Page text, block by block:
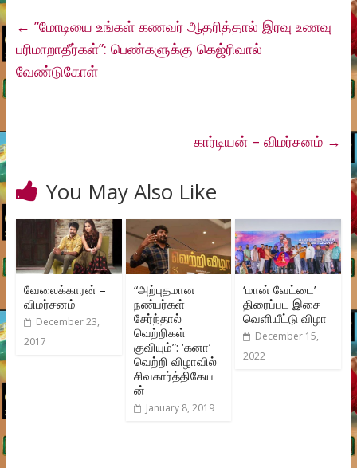
← ”மோடியை உங்கள் கணவர் ஆதரித்தால் இரவு உணவு
பரிமாறாதீர்கள்”: பெண்களுக்கு கெஜ்ரிவால்
வேண்டுகோள்
கார்டியன் – விமர்சனம் →
You May Also Like
வேலைக்காரன் –
விமர்சனம்
December 23,
2017
“அற்புதமான
நண்பர்கள்
சேர்ந்தால்
வெற்றிகள்
குவியும்”: ‘கனா’
வெற்றி விழாவில்
சிவகார்த்திகேய
ன்
January 8, 2019
‘மான் வேட்டை’
திரைப்பட இசை
வெளியீட்டு விழா
December 15,
2022